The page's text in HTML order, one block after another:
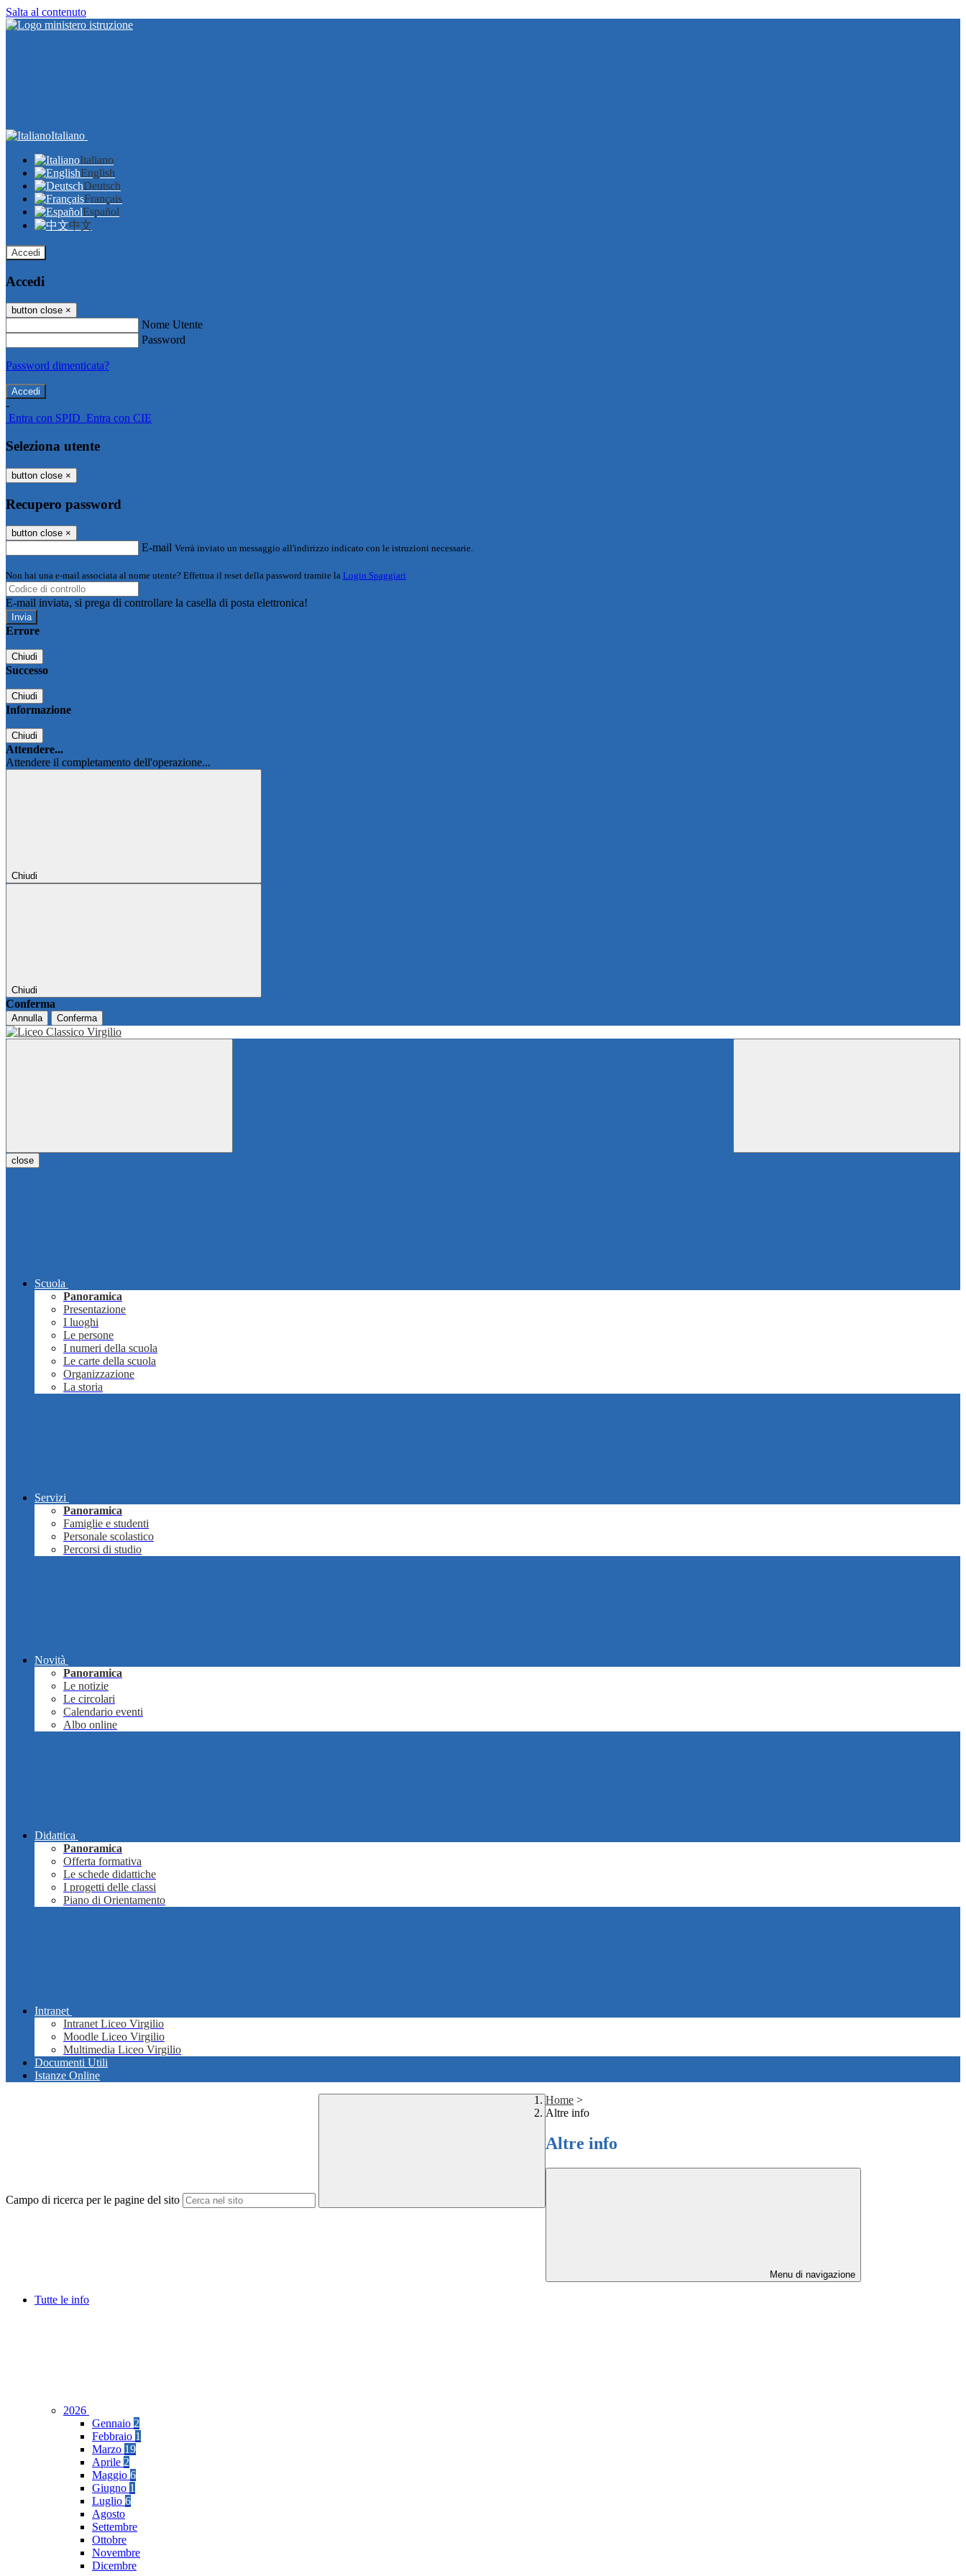
Salta al contenuto
Italiano
Italiano
English
Deutsch
Français
Español
中文
Accedi
Accedi
button close ×
Nome Utente
Password
Password dimenticata?
-
Entra con SPID Entra con CIE
Seleziona utente
button close ×
Recupero password
button close ×
E-mail Verrà inviato un messaggio all'indirizzo indicato con le istruzioni necessarie.
Non hai una e-mail associata al nome utente? Effettua il reset della password tramite la Login Spaggiari
E-mail inviata, si prega di controllare la casella di posta elettronica!
Errore
Chiudi
Successo
Chiudi
Informazione
Chiudi
Attendere...
Attendere il completamento dell'operazione...
Chiudi
Chiudi
Conferma
Annulla Conferma
close
Scuola
Panoramica
Presentazione
I luoghi
Le persone
I numeri della scuola
Le carte della scuola
Organizzazione
La storia
Servizi
Panoramica
Famiglie e studenti
Personale scolastico
Percorsi di studio
Novità
Panoramica
Le notizie
Le circolari
Calendario eventi
Albo online
Didattica
Panoramica
Offerta formativa
Le schede didattiche
I progetti delle classi
Piano di Orientamento
Intranet
Intranet Liceo Virgilio
Moodle Liceo Virgilio
Multimedia Liceo Virgilio
Documenti Utili
Istanze Online
Campo di ricerca per le pagine del sito
Home >
Altre info
Altre info
Menu di navigazione
Tutte le info
2026
Gennaio 2
Febbraio 1
Marzo 19
Aprile 2
Maggio 6
Giugno 1
Luglio 6
Agosto
Settembre
Ottobre
Novembre
Dicembre